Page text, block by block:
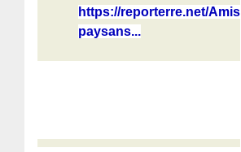
https://reporterre.net/Amis-
paysans...